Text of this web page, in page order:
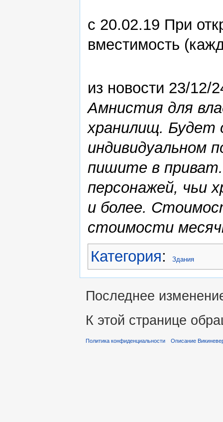
с 20.02.19 При
вместимость
из новости 23/12/
Амнистия для
хранилищ. Будет
индивидуальном
пишите в
персонажей, чьи
и более.
стоимости
Категория: Здания
Последнее
К этой странице
Политика конфиденциальности Описание